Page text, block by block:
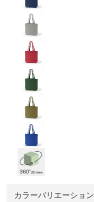
カラーバリエーション